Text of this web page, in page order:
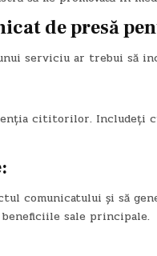
de presă
serviciu ar trebui să
cititorilor. Includeți
comunicatului și să
sale principale.